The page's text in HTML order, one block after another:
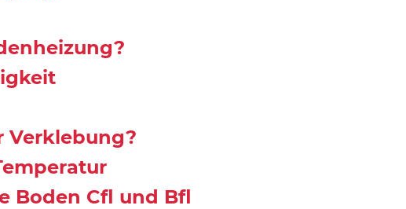
Verklebung?
Boden Cfl und Bfl